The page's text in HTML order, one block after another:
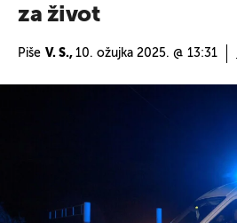
za život
Piše V. S., 10. ožujka 2025. @ 13:31